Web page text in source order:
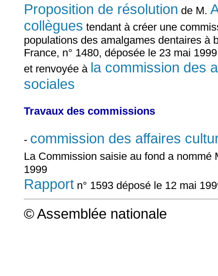
Proposition de résolution de M.
collègues tendant à créer une
populations des amalgames dentaires à
France, n° 1480, déposée le 23 mai 1999
et renvoyée à la commission des
sociales
Travaux des commissions
- commission des affaires
La Commission saisie au fond a nommé
1999
Rapport n° 1593 déposé le 12 mai
© Assemblée nationale